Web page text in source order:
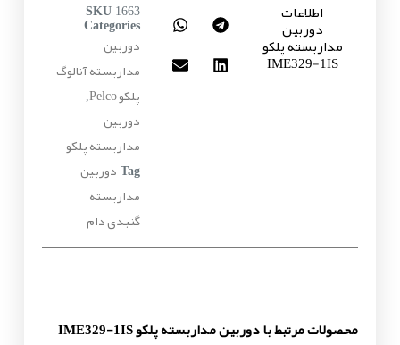
اطلاعات
دوربین
مداربسته پلکو
IME329-1IS
SKU 1663
Categories
دوربین
مداربسته آنالوگ
پلکو Pelco
,
دوربین
مداربسته پلکو
Tag دوربین
مداربسته
گنبدی دام
محصولات مرتبط با دوربین مداربسته پلکو IME329-1IS